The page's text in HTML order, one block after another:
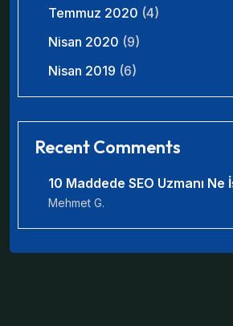
Temmuz 2020 (4)
Nisan 2020 (9)
Nisan 2019 (6)
Recent Comments
10 Maddede SEO Uzmanı Ne
Mehmet G.